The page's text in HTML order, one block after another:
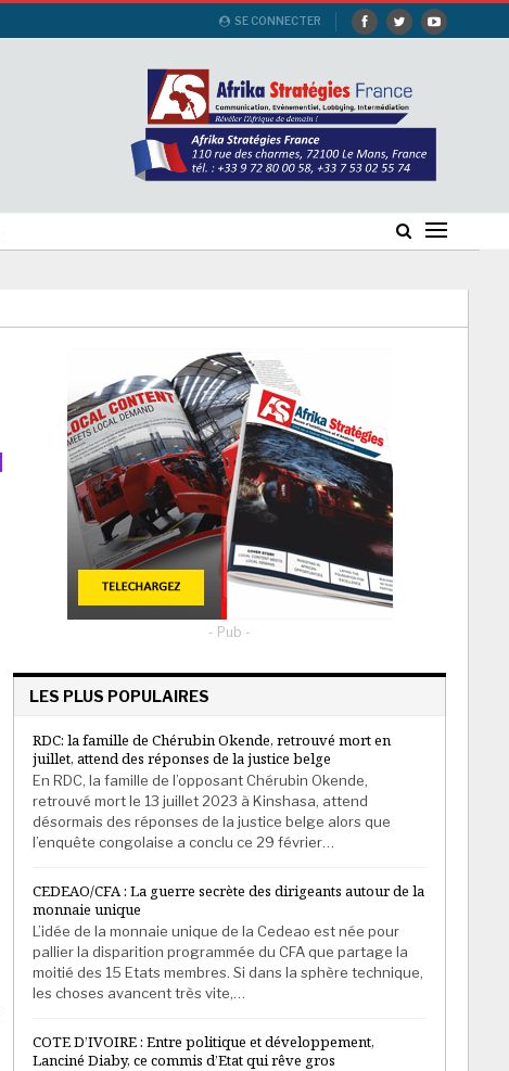
SE CONNECTER
- Pub -
LES PLUS POPULAIRES
RDC: la famille de Chérubin Okende, retrouvé mort en
juillet, attend des réponses de la justice belge
En RDC, la famille de l’opposant Chérubin Okende,
retrouvé mort le 13 juillet 2023 à Kinshasa, attend
désormais des réponses de la justice belge alors que
l’enquête congolaise a conclu ce 29 février…
CEDEAO/CFA : La guerre secrète des dirigeants autour de la
monnaie unique
L’idée de la monnaie unique de la Cedeao est née pour
pallier la disparition programmée du CFA que partage la
moitié des 15 Etats membres. Si dans la sphère technique,
les choses avancent très vite,…
COTE D’IVOIRE : Entre politique et développement,
Lanciné Diaby, ce commis d’Etat qui rêve gros